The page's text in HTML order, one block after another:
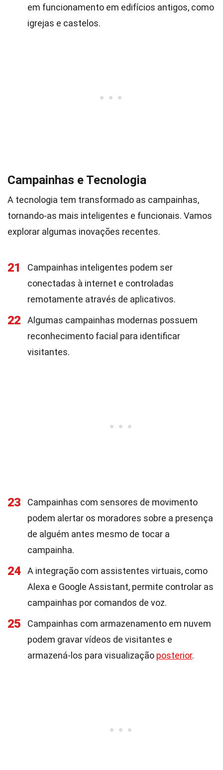
em funcionamento em edifícios antigos, como
igrejas e castelos.
Campainhas e Tecnologia
A tecnologia tem transformado as campainhas,
tornando-as mais inteligentes e funcionais. Vamos
explorar algumas inovações recentes.
21
Campainhas inteligentes podem ser
conectadas à internet e controladas
remotamente através de aplicativos.
22
Algumas campainhas modernas possuem
reconhecimento facial para identificar
visitantes.
23
Campainhas com sensores de movimento
podem alertar os moradores sobre a presença
de alguém antes mesmo de tocar a
campainha.
24
A integração com assistentes virtuais, como
Alexa e Google Assistant, permite controlar as
campainhas por comandos de voz.
25
Campainhas com armazenamento em nuvem
podem gravar vídeos de visitantes e
armazená-los para visualização posterior.